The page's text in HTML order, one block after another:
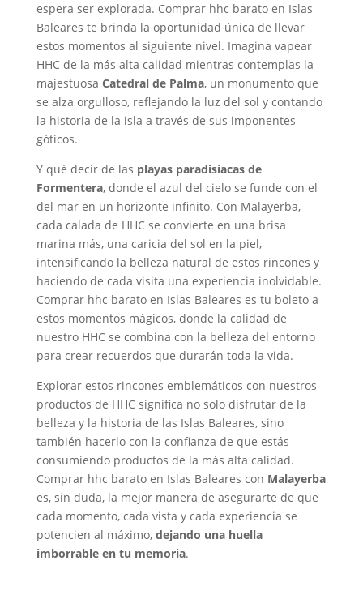
espera ser explorada. Comprar hhc barato en Islas
Baleares te brinda la oportunidad única de llevar
estos momentos al siguiente nivel. Imagina vapear
HHC de la más alta calidad mientras contemplas la
majestuosa Catedral de Palma, un monumento que
se alza orgulloso, reflejando la luz del sol y contando
la historia de la isla a través de sus imponentes
góticos.
Y qué decir de las playas paradisíacas de
Formentera, donde el azul del cielo se funde con el
del mar en un horizonte infinito. Con Malayerba,
cada calada de HHC se convierte en una brisa
marina más, una caricia del sol en la piel,
intensificando la belleza natural de estos rincones y
haciendo de cada visita una experiencia inolvidable.
Comprar hhc barato en Islas Baleares es tu boleto a
estos momentos mágicos, donde la calidad de
nuestro HHC se combina con la belleza del entorno
para crear recuerdos que durarán toda la vida.
Explorar estos rincones emblemáticos con nuestros
productos de HHC significa no solo disfrutar de la
belleza y la historia de las Islas Baleares, sino
también hacerlo con la confianza de que estás
consumiendo productos de la más alta calidad.
Comprar hhc barato en Islas Baleares con Malayerba
es, sin duda, la mejor manera de asegurarte de que
cada momento, cada vista y cada experiencia se
potencien al máximo, dejando una huella
imborrable en tu memoria.